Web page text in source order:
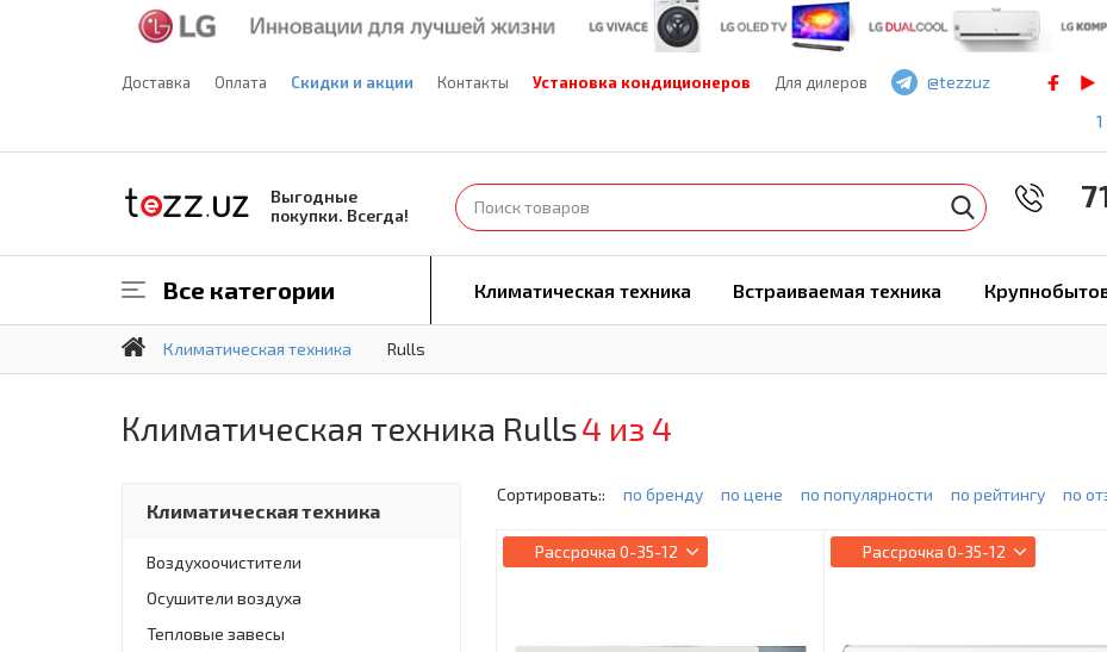
Доставка Оплата Скидки и акции Контакты Установка кондиционеров Для дилеров
@tezzuz
Выгодные
покупки. Всегда!
Все категории Климатическая техника Встраиваемая техника
Климатическая техника Rulls
Климатическая техника Rulls4 из 4
Климатическая техника
Воздухоочистители
Осушители воздуха
Тепловые завесы
Сортировать:: по бренду по цене по популярности по рейтингу по
Рассрочка 0-35-12 Рассрочка 0-35-12